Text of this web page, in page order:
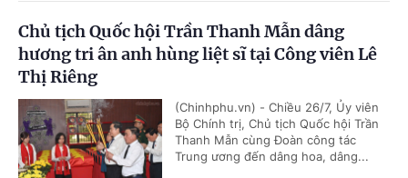
Chủ tịch Quốc hội Trần Thanh Mẫn dâng
hương tri ân anh hùng liệt sĩ tại Công viên Lê
Thị Riêng
(Chinhphu.vn) - Chiều 26/7, Ủy viên
Bộ Chính trị, Chủ tịch Quốc hội Trần
Thanh Mẫn cùng Đoàn công tác
Trung ương đến dâng hoa, dâng...